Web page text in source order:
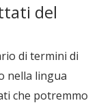
del
di termini di
nella lingua
che potremmo